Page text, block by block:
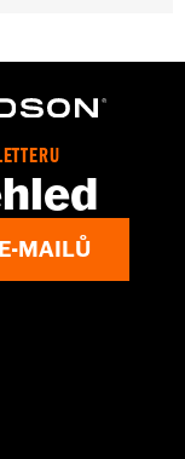
,Pre-Curved
www.h-
MAILŮ